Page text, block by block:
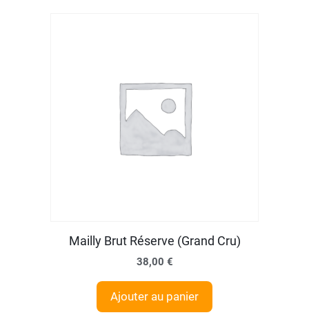
Mailly Brut Réserve (Grand Cru)
38,00 €
Ajouter au panier